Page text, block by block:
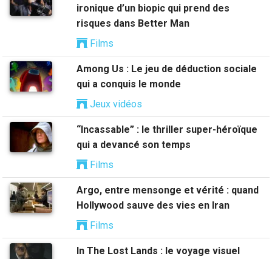
ironique d’un biopic qui prend des
risques dans Better Man
Films
Among Us : Le jeu de déduction sociale
qui a conquis le monde
Jeux vidéos
“Incassable” : le thriller super-héroïque
qui a devancé son temps
Films
Argo, entre mensonge et vérité : quand
Hollywood sauve des vies en Iran
Films
In The Lost Lands : le voyage visuel